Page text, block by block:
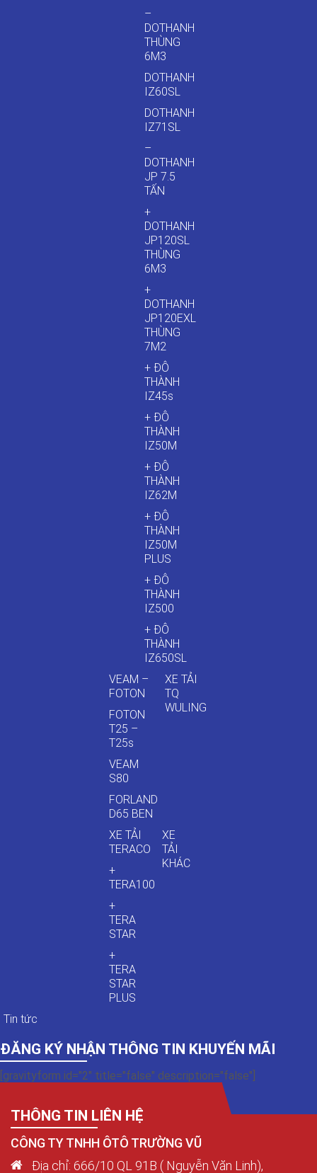
–
DOTHANH
THÙNG
6M3
DOTHANH
IZ60SL
DOTHANH
IZ71SL
–
DOTHANH
JP 7.5
TẤN
+
DOTHANH
JP120SL
THÙNG
6M3
+
DOTHANH
JP120EXL
THÙNG
7M2
+ ĐÔ
THÀNH
IZ45s
+ ĐÔ
THÀNH
IZ50M
+ ĐÔ
THÀNH
IZ62M
+ ĐÔ
THÀNH
IZ50M
PLUS
+ ĐÔ
THÀNH
IZ500
+ ĐÔ
THÀNH
IZ650SL
VEAM –
FOTON
FOTON
T25 –
T25s
VEAM
S80
FORLAND
D65 BEN
XE TẢI
TQ
WULING
XE TẢI
TERACO
+
TERA100
+
TERA
STAR
+
TERA
STAR
PLUS
XE
TẢI
KHÁC
Tin tức
ĐĂNG KÝ NHẬN THÔNG TIN KHUYẾN MÃI
[gravityform id="2" title="false" description="false"]
THÔNG TIN LIÊN HỆ
CÔNG TY TNHH ÔTÔ TRƯỜNG VŨ
Địa chỉ: 666/10 QL 91B ( Nguyễn Văn Linh),